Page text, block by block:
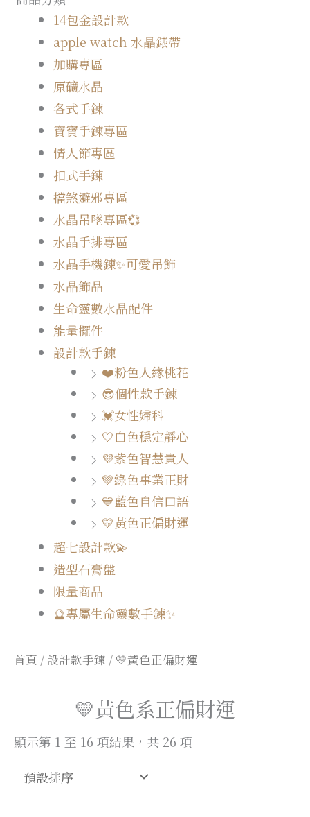
首頁 /設計款手鍊 / 💛黃色正偏財運
💛黃色系正偏財運
顯示第 1 至 16 項結果，共 26 項
14包金設計款
apple watch 水晶錶帶
加購專區
原礦水晶
各式手鍊
寶寶手鍊專區
情人節專區
扣式手鍊
擋煞避邪專區
水晶吊墜專區💞
水晶手排專區
水晶手機鍊✨可愛吊飾
水晶飾品
生命靈數水晶配件
能量擺件
設計款手鍊
❤️粉色人緣桃花
😎個性款手鍊
💓女性婦科
🤍白色穩定靜心
💜紫色智慧貴人
💚綠色事業正財
💙藍色自信口語
💛黃色正偏財運
超七設計款💫
造型石膏盤
限量商品
🔮專屬生命靈數手鍊✨